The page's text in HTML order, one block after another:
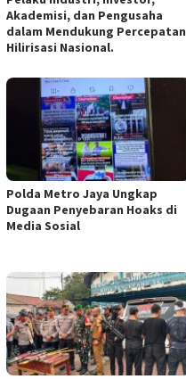
Akademisi, dan Pengusaha
dalam Mendukung Percepatan
Hilirisasi Nasional.
Polda Metro Jaya Ungkap
Dugaan Penyebaran Hoaks di
Media Sosial